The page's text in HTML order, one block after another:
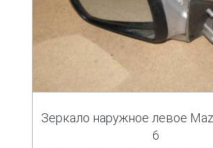
Зеркало наружное левое
6